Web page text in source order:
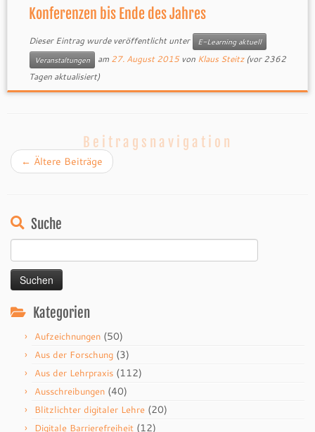
Konferenzen bis Ende des Jahres
Dieser Eintrag wurde veröffentlicht unter
E-Learning aktuell
Veranstaltungen
am 27. August 2015 von Klaus Steitz(vor 2362
Tagen aktualisiert)
Beitragsnavigation
← Ältere Beiträge
Suche
nach:
Kategorien
Aufzeichnungen (50)
Aus der Forschung (3)
Aus der Lehrpraxis (112)
Ausschreibungen (40)
Blitzlichter digitaler Lehre (20)
Digitale Barrierefreiheit (12)